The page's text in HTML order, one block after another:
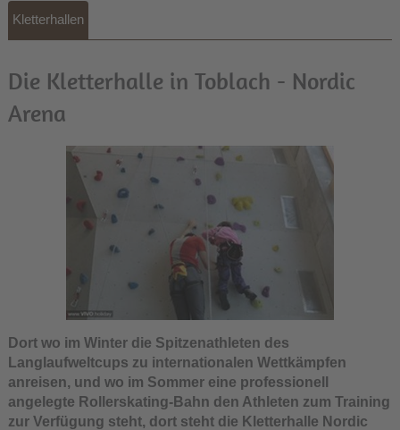
Kletterhallen
Die Kletterhalle in Toblach - Nordic
Arena
Dort wo im Winter die Spitzenathleten des
Langlaufweltcups zu internationalen Wettkämpfen
anreisen, und wo im Sommer eine professionell
angelegte Rollerskating-Bahn den Athleten zum Training
zur Verfügung steht, dort steht die Kletterhalle Nordic